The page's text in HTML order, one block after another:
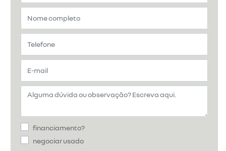
financiamento?
negociar usado